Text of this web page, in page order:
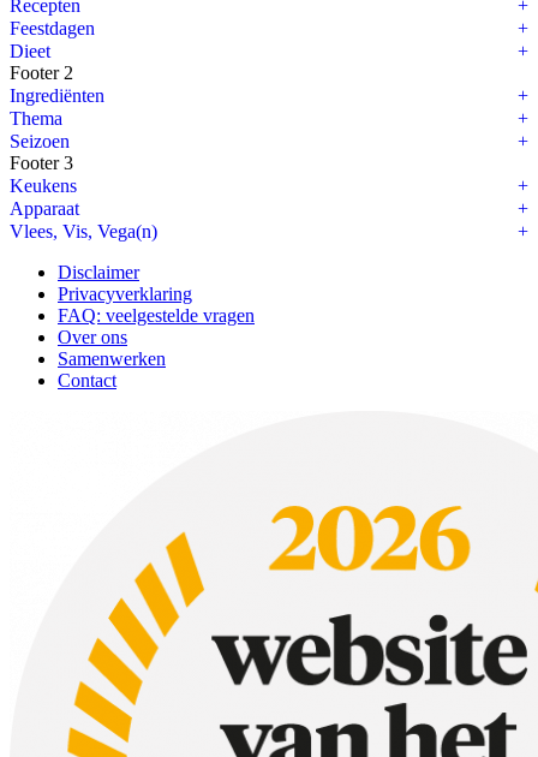
Recepten
Feestdagen
Dieet
Footer 2
Ingrediënten
Thema
Seizoen
Footer 3
Keukens
Apparaat
Vlees, Vis, Vega(n)
Disclaimer
Privacyverklaring
FAQ: veelgestelde vragen
Over ons
Samenwerken
Contact